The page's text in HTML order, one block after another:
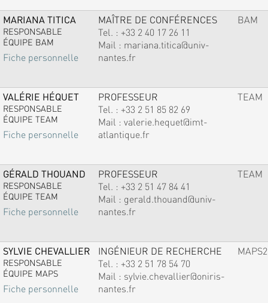
MARIANA TITICA
RESPONSABLE
ÉQUIPE BAM
Fiche personnelle
MAÎTRE DE CONFÉRENCES
Tel. : +33 2 40 17 26 11
Mail : mariana.titica@univ-
nantes.fr
BAM
VALÉRIE HÉQUET
RESPONSABLE
ÉQUIPE TEAM
Fiche personnelle
PROFESSEUR
Tel. : +33 2 51 85 82 69
Mail : valerie.hequet@imt-
atlantique.fr
TEAM
GÉRALD THOUAND
RESPONSABLE
ÉQUIPE TEAM
Fiche personnelle
PROFESSEUR
Tel. : +33 2 51 47 84 41
Mail : gerald.thouand@univ-
nantes.fr
TEAM
SYLVIE CHEVALLIER
RESPONSABLE
ÉQUIPE MAPS
Fiche personnelle
INGÉNIEUR DE RECHERCHE
Tel. : +33 2 51 78 54 70
Mail : sylvie.chevallier@oniris-
nantes.fr
MAPS2